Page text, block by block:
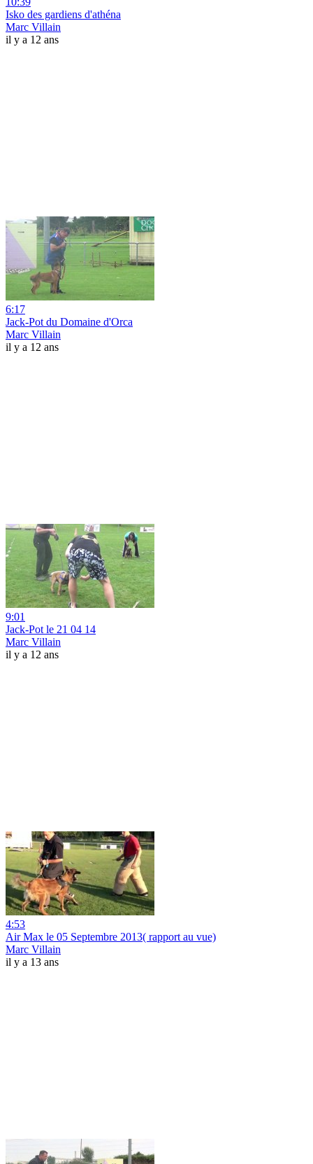
Isko des gardiens d'athéna
Marc Villain
il y a 12 ans
6:17
Jack-Pot du Domaine d'Orca
Marc Villain
il y a 12 ans
9:01
Jack-Pot le 21 04 14
Marc Villain
il y a 12 ans
4:53
Air Max le 05 Septembre 2013( rapport au vue)
Marc Villain
il y a 13 ans